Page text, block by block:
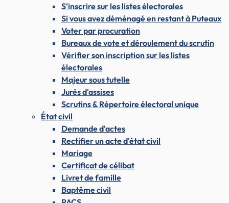
S'inscrire sur les listes électorales
Si vous avez déménagé en restant à Puteaux
Voter par procuration
Bureaux de vote et déroulement du scrutin
Vérifier son inscription sur les listes
électorales
Majeur sous tutelle
Jurés d'assises
Scrutins & Répertoire électoral unique
État civil
Demande d'actes
Rectifier un acte d'état civil
Mariage
Certificat de célibat
Livret de famille
Baptême civil